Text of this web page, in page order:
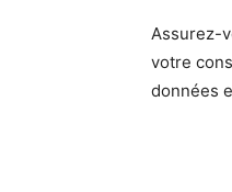
Assurez-
votre
données